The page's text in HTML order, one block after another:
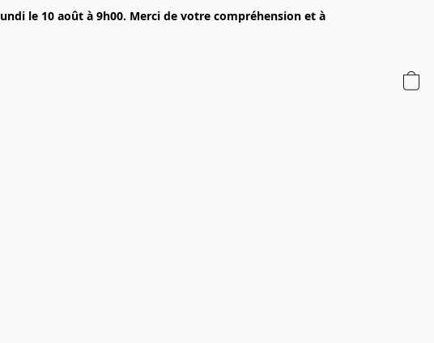
le 10 août à 9h00. Merci de votre compréhension et à